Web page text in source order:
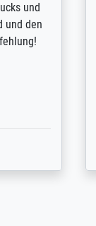
go-to
on -